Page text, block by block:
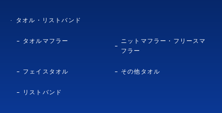
タオル・リストバンド
タオルマフラー
ニットマフラー・フリースマ
フラー
フェイスタオル その他タオル
リストバンド